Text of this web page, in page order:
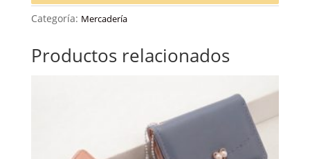
Categoría: Mercadería
Productos relacionados